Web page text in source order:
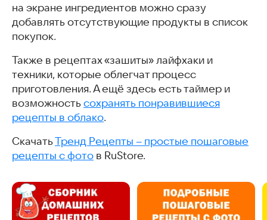
на экране ингредиентов можно сразу
добавлять отсутствующие продукты в список
покупок.
Также в рецептах «зашиты» лайфхаки и
техники, которые облегчат процесс
приготовления. А ещё здесь есть таймер и
возможность сохранять понравившиеся
рецепты в облако.
СкачатьТренд Рецепты – простые пошаговые
рецепты с фото в RuStore.